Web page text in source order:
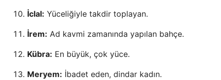
İclal: Yüceliğiyle takdir toplayan.
İrem: Ad kavmi zamanında yapılan bahçe.
Kübra: En büyük, çok yüce.
Meryem: İbadet eden, dindar kadın.